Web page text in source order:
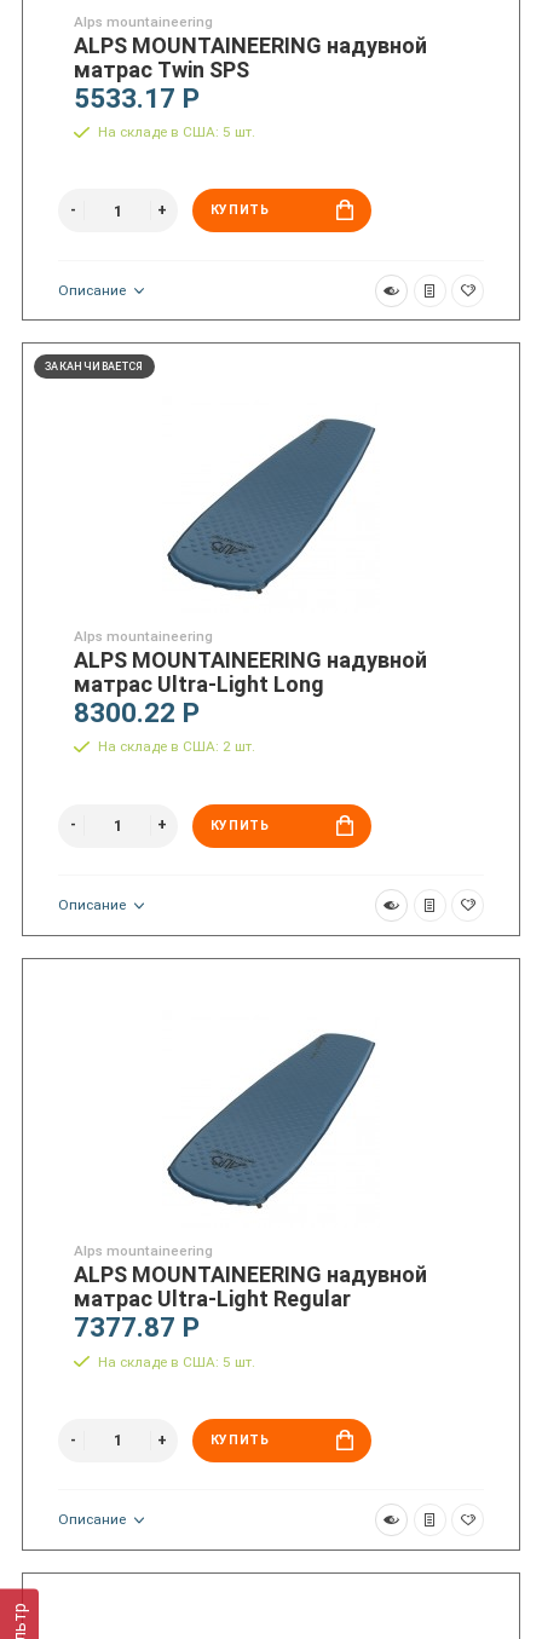
Alps mountaineering
ALPS MOUNTAINEERING надувной
матрас Twin SPS
5533.17 Р
На складе в США: 5 шт.
КУПИТЬ
Описание
ЗАКАНЧИВАЕТСЯ
Alps mountaineering
ALPS MOUNTAINEERING надувной
матрас Ultra-Light Long
8300.22 Р
На складе в США: 2 шт.
КУПИТЬ
Описание
Alps mountaineering
ALPS MOUNTAINEERING надувной
матрас Ultra-Light Regular
7377.87 Р
На складе в США: 5 шт.
КУПИТЬ
Описание